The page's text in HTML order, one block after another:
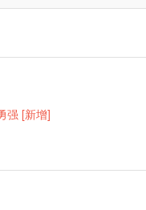
强 [新增]